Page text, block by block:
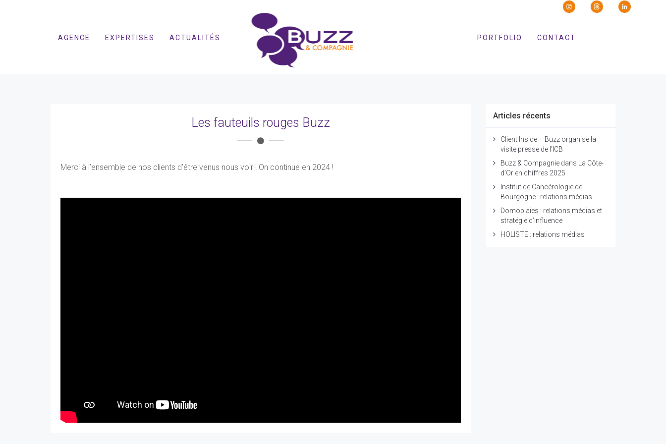
AGENCE EXPERTISES ACTUALITÉS PORTFOLIO CONTACT
Les fauteuils rouges Buzz
Merci à l’ensemble de nos clients d’être venus nous voir ! On continue en 2024 !
Articles récents
Client Inside – Buzz organise la
visite presse de l’ICB
Buzz & Compagnie dans La Côte-
d’Or en chiffres 2025
Institut de Cancérologie de
Bourgogne : relations médias
Domoplaies : relations médias et
stratégie d’influence
HOLISTE : relations médias